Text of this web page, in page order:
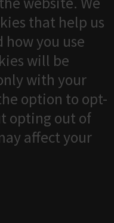
that help us
how you use
will be
with your
option to opt-
opting out of
affect your